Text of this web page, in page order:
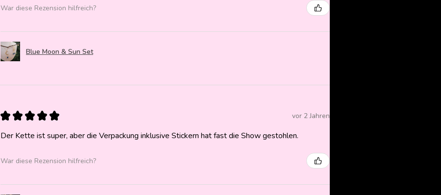
War diese Rezension hilfreich?
Blue Moon & Sun Set
★ ★ ★ ★ ★ vor 2 Jahren
Der Kette ist super, aber die Verpackung inklusive Stickern hat fast die Show gestohlen.
War diese Rezension hilfreich?